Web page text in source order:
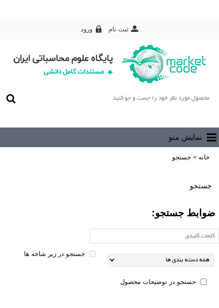
ورود ثبت نام
نمایش منو
خانه جستجو
جستجو
ضوابط جستجو:
جستجو در زیر شاخه ها
جستجو در توضیحات محصول